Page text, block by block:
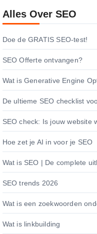
Alles Over SEO
Doe de GRATIS SEO-test!
SEO Offerte ontvangen?
Wat is Generative Engine
De ultieme SEO checklist
SEO check: Is jouw website
Hoe zet je AI in voor je SEO
Wat is SEO | De complete
SEO trends 2026
Wat is een zoekwoorden
Wat is linkbuilding